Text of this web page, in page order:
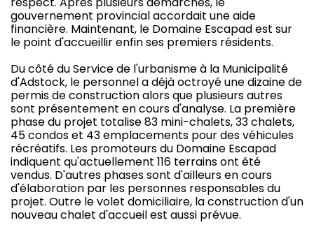
gouvernement provincial accordait une aide
financière. Maintenant, le Domaine Escapad est sur
le point d'accueillir enfin ses premiers résidents.
Du côté du Service de l'urbanisme à la Municipalité
d'Adstock, le personnel a déjà octroyé une dizaine de
permis de construction alors que plusieurs autres
sont présentement en cours d'analyse. La première
phase du projet totalise 83 mini-chalets, 33 chalets,
45 condos et 43 emplacements pour des véhicules
récréatifs. Les promoteurs du Domaine Escapad
indiquent qu'actuellement 116 terrains ont été
vendus. D'autres phases sont d'ailleurs en cours
d'élaboration par les personnes responsables du
projet. Outre le volet domiciliaire, la construction d'un
nouveau chalet d'accueil est aussi prévue.